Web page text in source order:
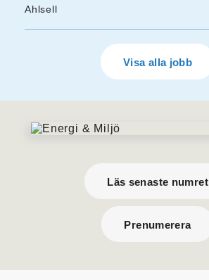
Ahlsell
Visa alla jobb
Läs senaste numret
Prenumerera